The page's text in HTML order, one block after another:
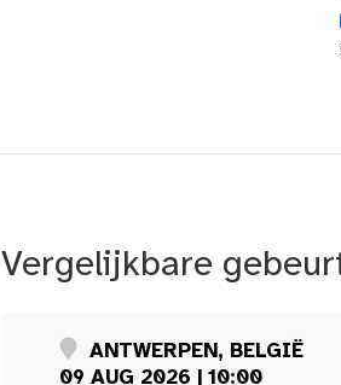
Vergelijkbare
ANTWERPEN, BELGIË
09 AUG 2026 | 10:00